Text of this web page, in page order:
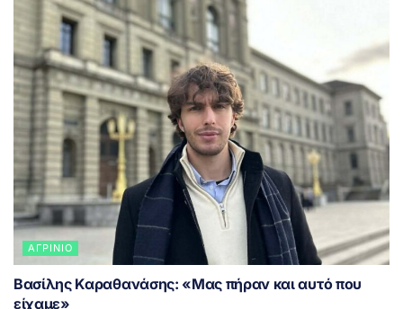
ΑΓΡΊΝΙΟ
Βασίλης Καραθανάσης: «Μας πήραν και αυτό που
είχαμε»